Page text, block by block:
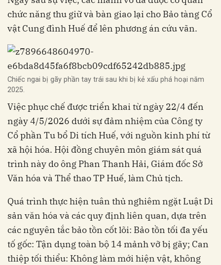
chức năng thu giữ và bàn giao lại cho Bảo tàng Cổ
vật Cung đình Huế để lên phương án cứu vãn.
Chiếc ngai bị gãy phần tay trái sau khi bị kẻ xấu phá hoại năm
2025.
Việc phục chế được triển khai từ ngày 22/4 đến
ngày 4/5/2026 dưới sự đảm nhiệm của Công ty
Cổ phần Tu bổ Di tích Huế, với nguồn kinh phí từ
xã hội hóa. Hội đồng chuyên môn giám sát quá
trình này do ông Phan Thanh Hải, Giám đốc Sở
Văn hóa và Thể thao TP Huế, làm Chủ tịch.
Quá trình thực hiện tuân thủ nghiêm ngặt Luật Di
sản văn hóa và các quy định liên quan, dựa trên
các nguyên tắc bảo tồn cốt lõi: Bảo tồn tối đa yếu
tố gốc: Tận dụng toàn bộ 14 mảnh vỡ bị gãy; Can
thiệp tối thiểu: Không làm mới hiện vật, không